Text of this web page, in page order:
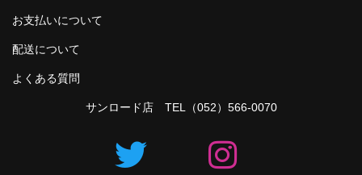
お支払いについて
配送について
よくある質問
サンロード店 TEL（052）566-0070